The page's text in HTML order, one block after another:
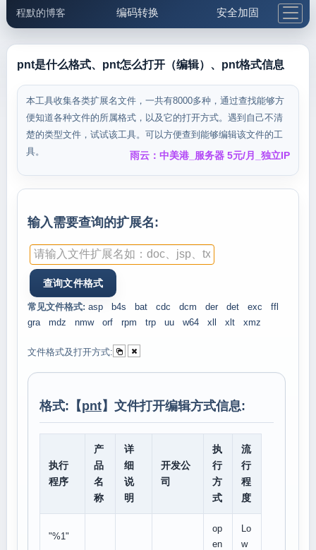
程默的博客 编码转换 安全加固
邮件工具 生活便民 更多工具
5.1支付宝大红包
pnt是什么格式、pnt怎么打开（编辑）、pnt格式信息
本工具收集各类扩展名文件，一共有8000多种，通过查找能够方
便知道各种文件的所属格式，以及它的打开方式。遇到自己不清
楚的类型文件，试试该工具。可以方便查到能够编辑该文件的工
具。
雨云：中美港_服务器 5元/月_独立IP
输入需要查询的扩展名:
常见文件格式: asp b4s bat cdc dcm der det exc
ffl
gra
mdz nmw orf rpm trp uu w64 xll xlt xmz
文件格式及打开方式:
格式:【pnt】文件打开编辑方式信息:
执行
程序
产
品
名
称
详
细
说
明
开发公
司
执
行
方
式
流
行
程
度
"%1"
op
en
Lo
w